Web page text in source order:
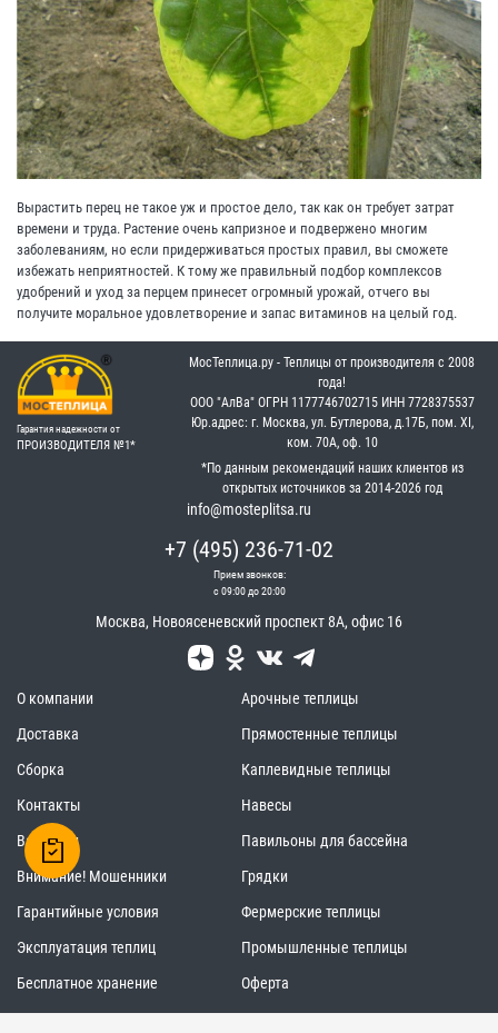
Вырастить перец не такое уж и простое дело, так как он требует затрат
времени и труда. Растение очень капризное и подвержено многим
заболеваниям, но если придерживаться простых правил, вы сможете
избежать неприятностей. К тому же правильный подбор комплексов
удобрений и уход за перцем принесет огромный урожай, отчего вы
получите моральное удовлетворение и запас витаминов на целый год.
Гарантия надежности от
ПРОИЗВОДИТЕЛЯ №1*
МосТеплица.ру - Теплицы от производителя с 2008
года!
OOO "АлВа" OГРН ‎1177746702715 ИНН ‎7728375537
Юр.адрес: г. Москва, ул. Бутлерова, д.17Б, пом. XI,
ком. 70А, оф. 10
*По данным рекомендаций наших клиентов из
открытых источников за 2014-2026 год
О компании
Доставка
Сборка
Контакты
Вакансии
Внимание! Мошенники
Гарантийные условия
Эксплуатация теплиц
Бесплатное хранение
Арочные теплицы
Прямостенные теплицы
Каплевидные теплицы
Навесы
Павильоны для бассейна
Грядки
Фермерские теплицы
Промышленные теплицы
Оферта
info@mosteplitsa.ru
+7 (495) 236-71-02
Прием звонков:
с 09:00 до 20:00
Москва, Новоясеневский проспект 8А, офис 16